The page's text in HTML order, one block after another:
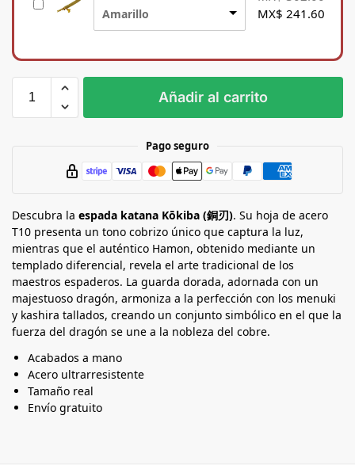
r
p
a
r
a
B
s
a
d
Amarillo
MX$ 241.60
Añadir al carrito
Pago seguro
Descubra la espada katana Kōkiba (銅刃). Su hoja de acero
T10 presenta un tono cobrizo único que captura la luz,
mientras que el auténtico Hamon, obtenido mediante un
templado diferencial, revela el arte tradicional de los
maestros espaderos. La guarda dorada, adornada con un
majestuoso dragón, armoniza a la perfección con los menuki
y kashira tallados, creando un conjunto simbólico en el que la
fuerza del dragón se une a la nobleza del cobre.
Acabados a mano
Acero ultrarresistente
Tamaño real
Envío gratuito